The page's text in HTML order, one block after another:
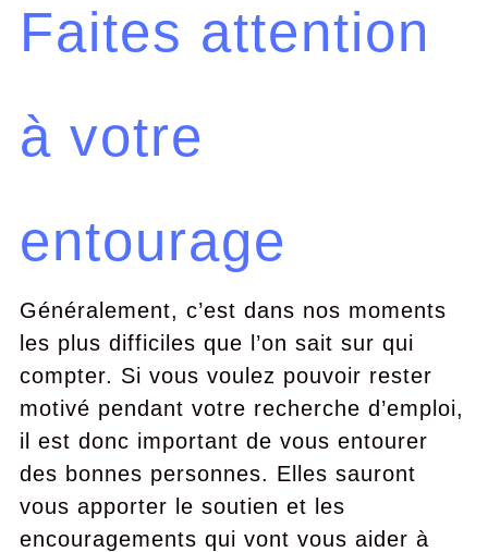
Faites attention
à votre
entourage
Généralement, c’est dans nos moments
les plus difficiles que l’on sait sur qui
compter. Si vous voulez pouvoir rester
motivé pendant votre recherche d’emploi,
il est donc important de vous entourer
des bonnes personnes. Elles sauront
vous apporter le soutien et les
encouragements qui vont vous aider à